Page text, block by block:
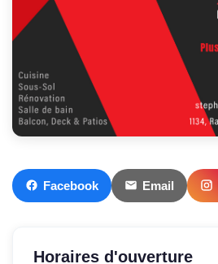
Facebook Email
Horaires d'ouverture